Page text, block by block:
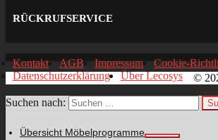
RÜCKRUFSERVICE
Kontakt AGB Impressum
Cookie-
Datenschutzerklärung
Über Lecosys ©
Suchen nach:
Übersicht Möbelprogramme